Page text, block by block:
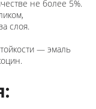
не более 5%.
слоя.
— эмаль